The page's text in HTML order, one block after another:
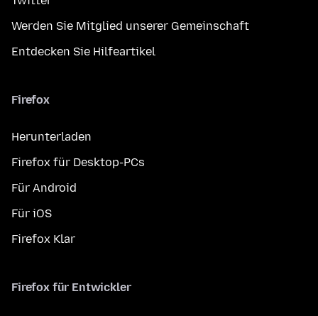
Werden Sie Mitglied unserer Gemeinschaft
Entdecken Sie Hilfeartikel
Firefox
Herunterladen
Firefox für Desktop-PCs
Für Android
Für iOS
Firefox Klar
Firefox für Entwickler